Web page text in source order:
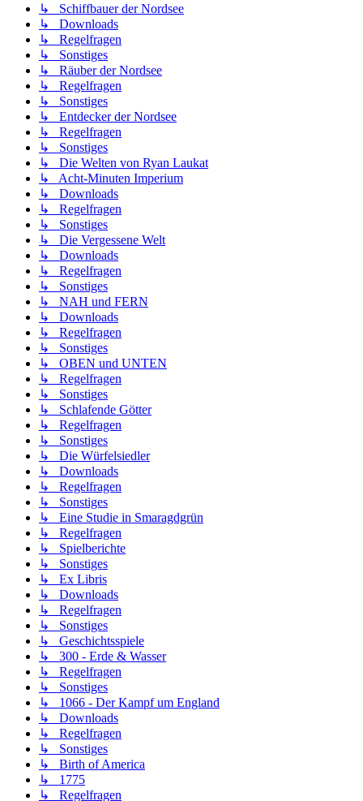
↳ Schiffbauer der Nordsee
↳ Downloads
↳ Regelfragen
↳ Sonstiges
↳ Räuber der Nordsee
↳ Regelfragen
↳ Sonstiges
↳ Entdecker der Nordsee
↳ Regelfragen
↳ Sonstiges
↳ Die Welten von Ryan Laukat
↳ Acht-Minuten Imperium
↳ Downloads
↳ Regelfragen
↳ Sonstiges
↳ Die Vergessene Welt
↳ Downloads
↳ Regelfragen
↳ Sonstiges
↳ NAH und FERN
↳ Downloads
↳ Regelfragen
↳ Sonstiges
↳ OBEN und UNTEN
↳ Regelfragen
↳ Sonstiges
↳ Schlafende Götter
↳ Regelfragen
↳ Sonstiges
↳ Die Würfelsiedler
↳ Downloads
↳ Regelfragen
↳ Sonstiges
↳ Eine Studie in Smaragdgrün
↳ Regelfragen
↳ Spielberichte
↳ Sonstiges
↳ Ex Libris
↳ Downloads
↳ Regelfragen
↳ Sonstiges
↳ Geschichtsspiele
↳ 300 - Erde & Wasser
↳ Regelfragen
↳ Sonstiges
↳ 1066 - Der Kampf um England
↳ Downloads
↳ Regelfragen
↳ Sonstiges
↳ Birth of America
↳ 1775
↳ Regelfragen